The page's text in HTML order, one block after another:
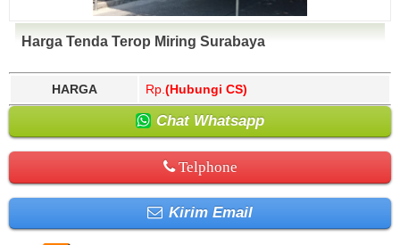
Harga Tenda Terop Miring Surabaya
HARGA Rp. (Hubungi CS)
Chat Whatsapp
Telphone
Kirim Email